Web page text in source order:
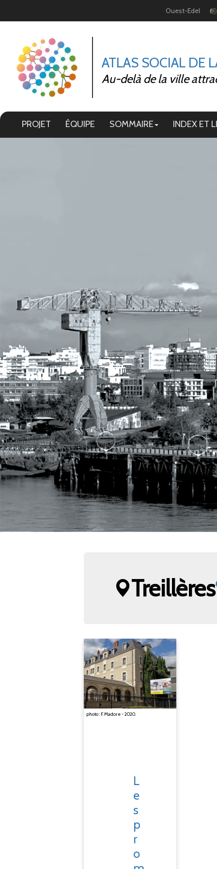
Ouest-Edel
ATLAS SOCIAL DE
Au-delà de la ville
PROJET ÉQUIPE SOMMAIRE INDEX ET
Treillères
photo : F. Madore - 2020.
L
e
s
p
r
o